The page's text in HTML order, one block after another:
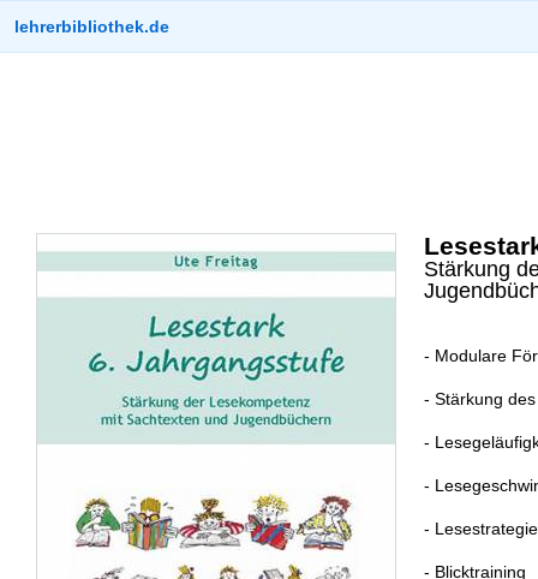
lehrerbibliothek.de
Stärkung
- Modulare
- Stärkung
-
-
-
- Blicktraining